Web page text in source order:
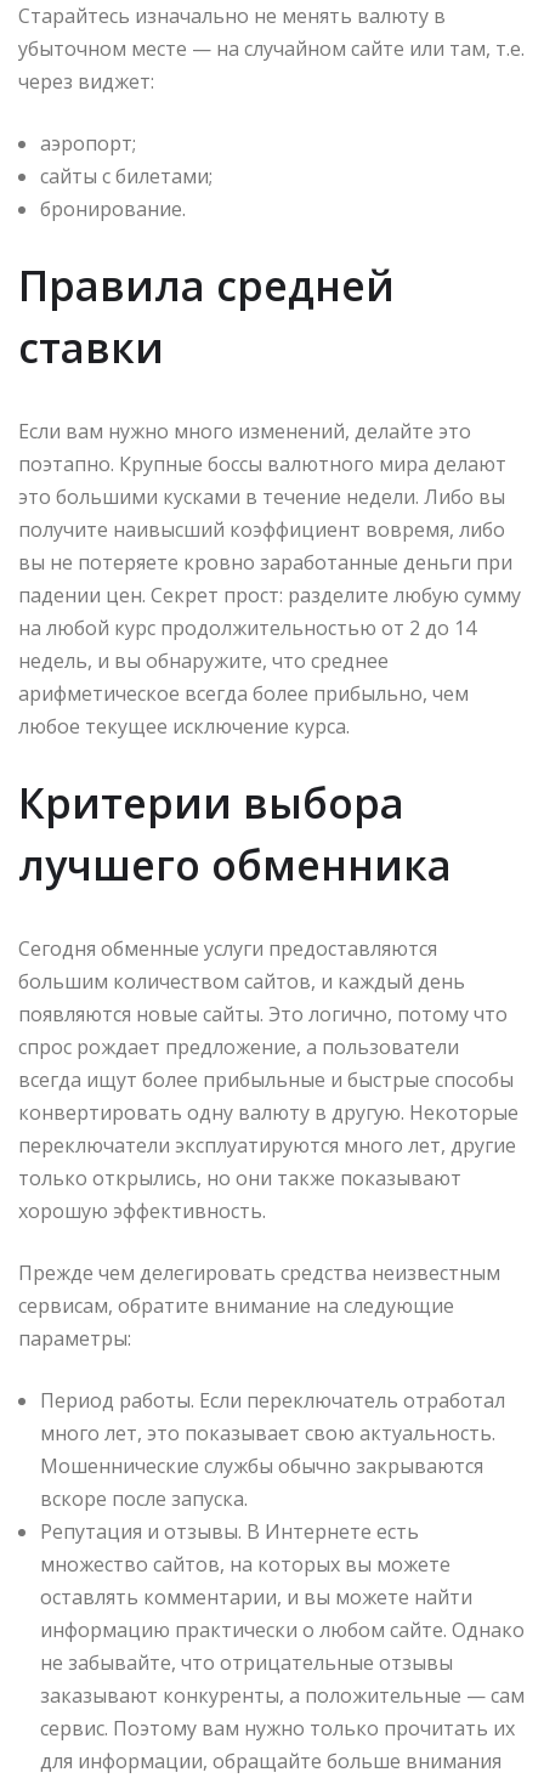
Старайтесь изначально не менять валюту в
убыточном месте — на случайном сайте или там, т.е.
через виджет:
аэропорт;
сайты с билетами;
бронирование.
Правила средней
ставки
Если вам нужно много изменений, делайте это
поэтапно. Крупные боссы валютного мира делают
это большими кусками в течение недели. Либо вы
получите наивысший коэффициент вовремя, либо
вы не потеряете кровно заработанные деньги при
падении цен. Секрет прост: разделите любую сумму
на любой курс продолжительностью от 2 до 14
недель, и вы обнаружите, что среднее
арифметическое всегда более прибыльно, чем
любое текущее исключение курса.
Критерии выбора
лучшего обменника
Сегодня обменные услуги предоставляются
большим количеством сайтов, и каждый день
появляются новые сайты. Это логично, потому что
спрос рождает предложение, а пользователи
всегда ищут более прибыльные и быстрые способы
конвертировать одну валюту в другую. Некоторые
переключатели эксплуатируются много лет, другие
только открылись, но они также показывают
хорошую эффективность.
Прежде чем делегировать средства неизвестным
сервисам, обратите внимание на следующие
параметры:
Период работы. Если переключатель отработал
много лет, это показывает свою актуальность.
Мошеннические службы обычно закрываются
вскоре после запуска.
Репутация и отзывы. В Интернете есть
множество сайтов, на которых вы можете
оставлять комментарии, и вы можете найти
информацию практически о любом сайте. Однако
не забывайте, что отрицательные отзывы
заказывают конкуренты, а положительные — сам
сервис. Поэтому вам нужно только прочитать их
для информации, обращайте больше внимания